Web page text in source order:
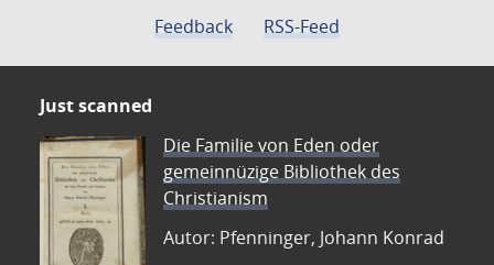
Feedback
RSS-Feed
Just scanned
Die Familie von Eden oder
gemeinnüzige Bibliothek des
Christianism
Autor: Pfenninger, Johann Konrad